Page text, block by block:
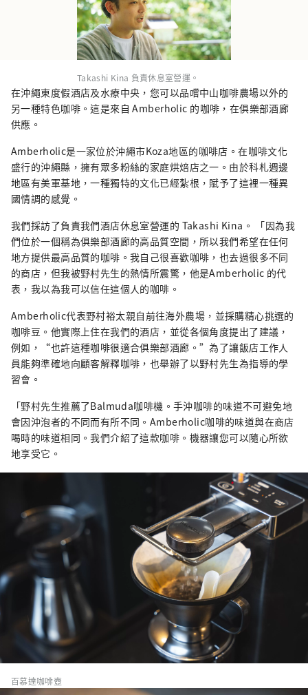
Takashi Kina 負責休息室營運。
在沖繩東度假酒店及水療中央，您可以品嚐中山咖啡農場以外的
另一種特色咖啡。這是來自 Amberholic 的咖啡，在俱樂部酒廊
供應。
Amberholic是一家位於沖繩市Koza地區的咖啡店。在咖啡文化
盛行的沖繩縣，擁有眾多粉絲的家庭烘焙店之一。由於科札週邊
地區有美軍基地，一種獨特的文化已經紮根，賦予了這裡一種異
國情調的感覺。
我們採訪了負責我們酒店休息室營運的 Takashi Kina。 「因為我
們位於一個稱為俱樂部酒廊的高品質空間，所以我們希望在任何
地方提供最高品質的咖啡。我自己很喜歡咖啡，也去過很多不同
的商店，但我被野村先生的熱情所震驚，他是Amberholic 的代
表，我以為我可以信任這個人的咖啡。
Amberholic代表野村裕太親自前往海外農場，並採購精心挑選的
咖啡豆。他實際上住在我們的酒店，並從各個角度提出了建議，
例如，“也許這種咖啡很適合俱樂部酒廊。”為了讓飯店工作人
員能夠準確地向顧客解釋咖啡，也舉辦了以野村先生為指導的學
習會。
「野村先生推薦了Balmuda咖啡機。手沖咖啡的味道不可避免地
會因沖泡者的不同而有所不同。Amberholic咖啡的味道與在商店
喝時的味道相同。我們介紹了這款咖啡。機器讓您可以隨心所欲
地享受它。
百慕達咖啡壺